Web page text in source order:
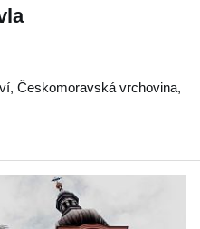
, Českomoravská vrchovina,